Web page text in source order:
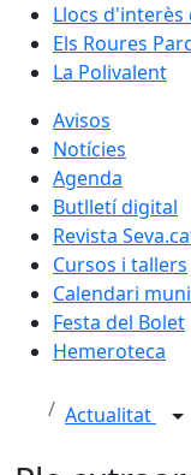
Llocs d'interès
Els Roures Parc
La Polivalent
Avisos
Notícies
Agenda
Butlletí digital
Revista
Cursos i tallers
Calendari
Festa del Bolet
Hemeroteca
Actualitat